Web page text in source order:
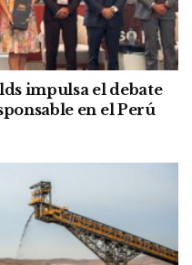
impulsa el debate
en el Perú